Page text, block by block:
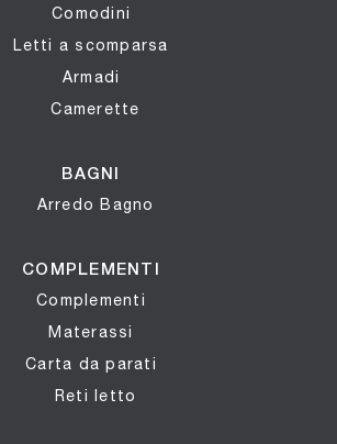
Comodini
Letti a scomparsa
Armadi
Camerette
BAGNI
Arredo Bagno
COMPLEMENTI
Complementi
Materassi
Carta da parati
Reti letto